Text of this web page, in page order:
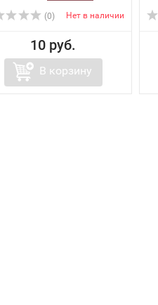
(0) Нет в наличии
10 руб.
В корзину